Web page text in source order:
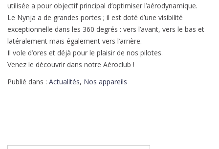
utilisée a pour objectif principal d’optimiser l’aérodynamique.
Le Nynja a de grandes portes ; il est doté d’une visibilité
exceptionnelle dans les 360 degrés : vers l’avant, vers le bas et
latéralement mais également vers l’arrière.
Il vole d’ores et déjà pour le plaisir de nos pilotes.
Venez le découvrir dans notre Aéroclub !
Publié dans : Actualités, Nos appareils